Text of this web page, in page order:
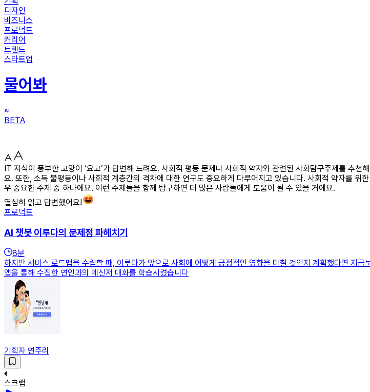
디자인
비즈니스
프로덕트
커리어
트렌드
스타트업
물어봐
BETA
IT 지식이 풍부한 고양이 ‘요고’가 답변해 드려요. 사회적 평등 문제나 사회적 약자와 관련된 사회탐구주제를 추
요. 또한, 소득 불평등이나 사회적 계층간의 격차에 대한 연구도 중요하게 다루어지고 있습니다. 사회적 약자를
우 중요한 주제 중 하나에요. 이런 주제들을 함께 탐구하면 더 많은 사람들에게 도움이 될 수 있을 거에요.
열심히 읽고 답변했어요!
프로덕트
AI 챗봇 이루다의 문제점 파헤치기
8분
하지만 서비스 로드맵을 수립할 때, 이루다가 앞으로 사회에 어떻게 긍정적인 영향을 미칠 것인지 계획했다면 지
앱을 통해 수집한 연인과의 메신저 대화를 학습시켰습니다
기획자 연주리
스크랩